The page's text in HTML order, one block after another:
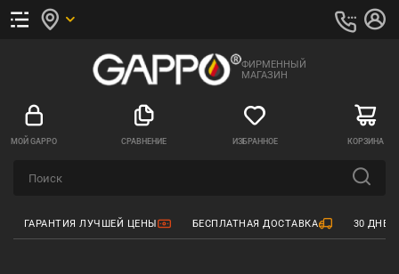
ФИРМЕННЫЙ
МАГАЗИН
МОЙ GAPPO СРАВНЕНИЕ ИЗБРАННОЕ КОРЗИНА
ГАРАНТИЯ ЛУЧШЕЙ ЦЕНЫ БЕСПЛАТНАЯ ДОСТАВКА 30